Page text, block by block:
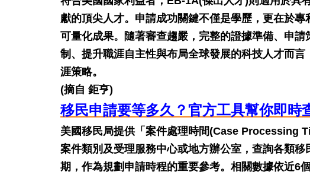
獻的頂尖人才。申請成功關鍵不僅是學歷，更在於
可量化成果。隨著審查趨嚴，完整的證據準備、申
制、提升職涯自主性與布局全球發展的科技人才而
涯策略。
(摘自 鉅亨)
移民申請要等多久？官方工具幫你即時
美國移民局提供「案件處理時間(Case Processing
案件類別及受理服務中心或地方辦公室，查詢各類
期，作為規劃申請時程的重要參考。相關數據依近6